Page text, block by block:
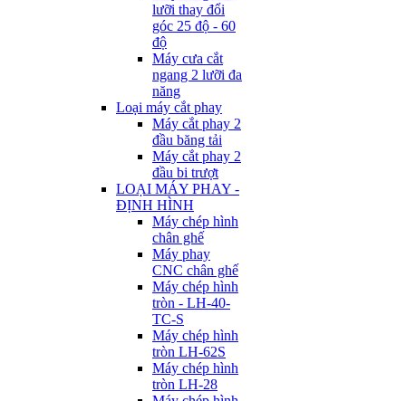
lưỡi thay đổi
góc 25 độ - 60
độ
Máy cưa cắt
ngang 2 lưỡi đa
năng
Loại máy cắt phay
Máy cắt phay 2
đầu băng tải
Máy cắt phay 2
đầu bi trượt
LOẠI MÁY PHAY -
ĐỊNH HÌNH
Máy chép hình
chân ghế
Máy phay
CNC chân ghế
Máy chép hình
tròn - LH-40-
TC-S
Máy chép hình
tròn LH-62S
Máy chép hình
tròn LH-28